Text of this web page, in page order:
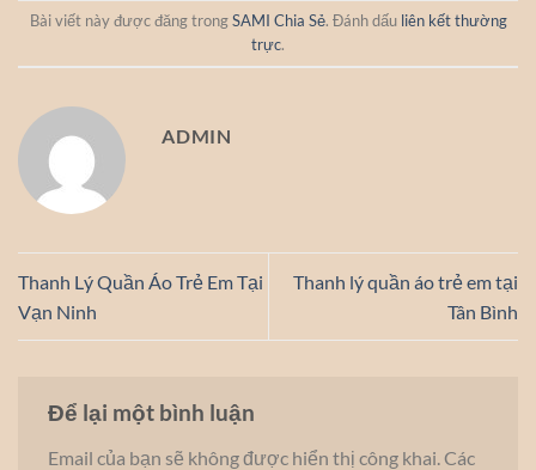
Bài viết này được đăng trongSAMI Chia Sẻ. Đánh dấu liên kết thường
trực.
ADMIN
Thanh Lý Quần Áo Trẻ Em Tại
Vạn Ninh
Thanh lý quần áo trẻ em tại
Tân Bình
Để lại một bình luận
Email của bạn sẽ không được hiển thị công khai. Các